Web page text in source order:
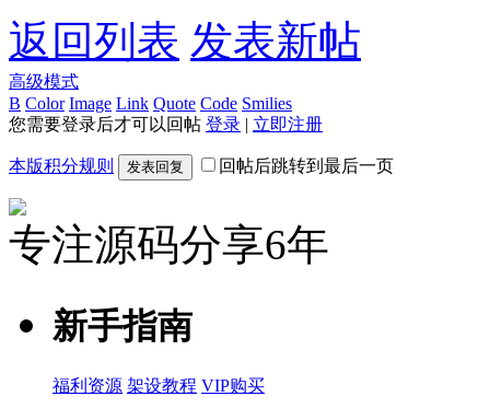
返回列表 发表新帖
高级模式
B Color Image Link Quote Code Smilies
您需要登录后才可以回帖 登录 | 立即注册
本版积分规则 发表回复 回帖后跳转到最后一页
专注源码分享6年
新手指南
福利资源 架设教程 VIP购买